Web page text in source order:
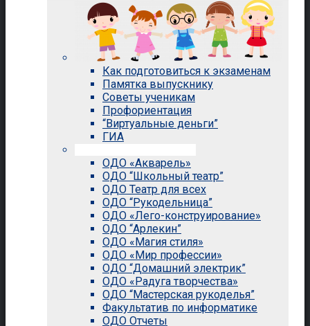
Как подготовиться к экзаменам
Памятка выпускнику
Советы ученикам
Профориентация
“Виртуальные деньги”
ГИА
ОДО «Акварель»
ОДО “Школьный театр”
ОДО Театр для всех
ОДО “Рукодельница”
ОДО «Лего-конструирование»
ОДО “Арлекин”
ОДО «Магия стиля»
ОДО «Мир профессии»
ОДО “Домашний электрик”
ОДО «Радуга творчества»
ОДО “Мастерская рукоделья”
Факультатив по информатике
ОДО Отчеты